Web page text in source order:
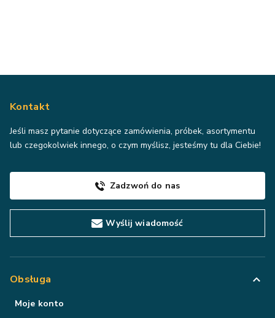
Kontakt
Jeśli masz pytanie dotyczące zamówienia, próbek, asortymentu
lub czegokolwiek innego, o czym myślisz, jesteśmy tu dla Ciebie!
Zadzwoń do nas
Wyślij wiadomość
Obsługa
Moje konto